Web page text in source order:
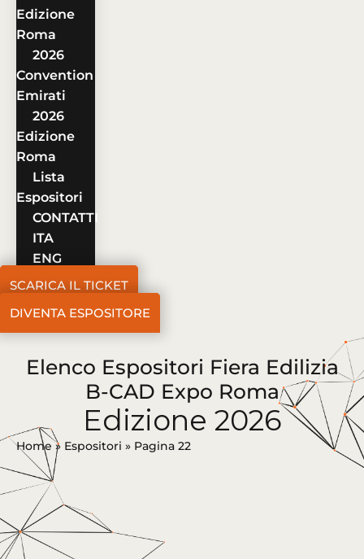
Edizione
Roma
2026
Convention
Emirati
2026
Edizione
Roma
Lista
Espositori
CONTATTI
ITA
ENG
SCARICA IL TICKET
DIVENTA ESPOSITORE
Elenco Espositori Fiera Edilizia
B-CAD Expo Roma
Edizione 2026
Home» Espositori » Pagina 22